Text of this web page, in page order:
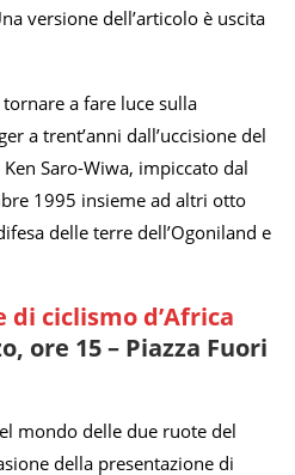
versione dell’articolo è uscita
tornare a fare luce sulla
a trent’anni dall’uccisione del
Saro-Wiwa, impiccato dal
1995 insieme ad altri otto
delle terre dell’Ogoniland e
ciclismo d’Africa
ore 15 – Piazza Fuori
mondo delle due ruote del
della presentazione di